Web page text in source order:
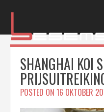
SHANGHAI KOI
POSTED ON 16 OKTOBER